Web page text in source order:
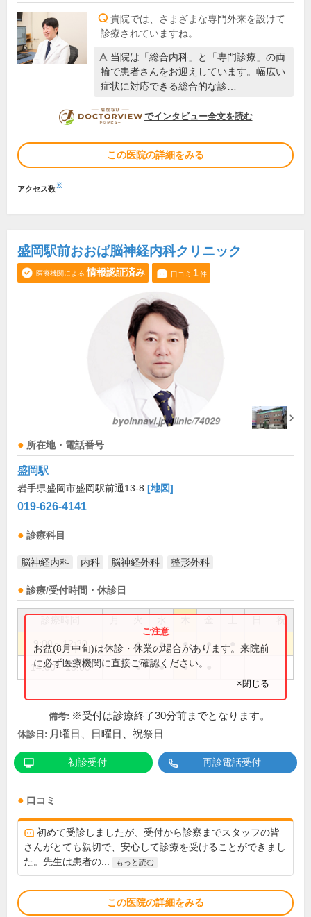
貴院では、さまざまな専門外来を設けて
診療されていますね。
当院は「総合内科」と「専門診療」の両
輪で患者さんをお迎えしています。幅広い
症状に対応できる総合的な診…
DOCTORVIEW
でインタビュー全文を読む
この医院の詳細をみる
アクセス数※
盛岡駅前おおば脳神経内科クリニック
医療機関による 情報認証済み 口コミ 1件
所在地・電話番号
盛岡駅
岩手県盛岡市盛岡駅前通13-8 [地図]
019-626-4141
診療科目
脳神経内科 内科 脳神経外科 整形外科
診療/受付時間・休診日
祝
9:00～12:30 ● ● ● ●
14:00～18:00 ● ● ●
お盆(8月中旬)は休診・休業の場合があります。来院前
に必ず医療機関に直接ご確認ください。
×閉じる
備考: ※受付は診療終了30分前までとなります。
休診日: 月曜日、日曜日、祝祭日
初診受付 再診電話受付
口コミ
初めて受診しましたが、受付から診察までスタッフの皆
さんがとても親切で、安心して診療を受けることができまし
た。先生は患者の...
もっと読む
この医院の詳細をみる